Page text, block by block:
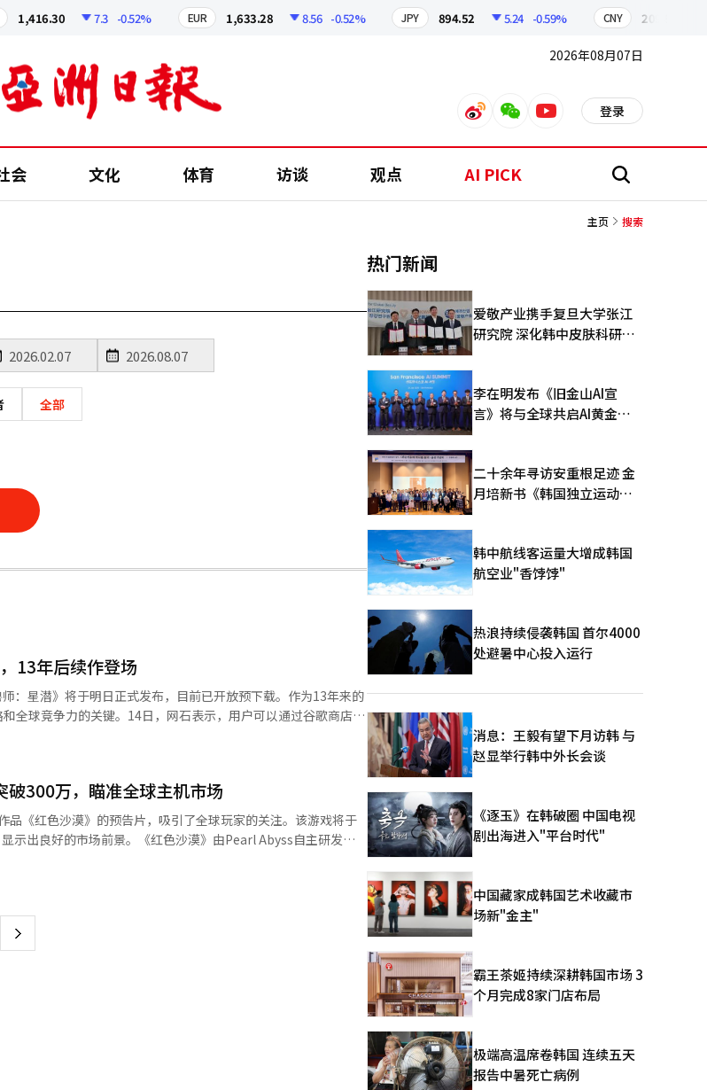
1,416.30 7.3 -0.52% EUR 1,633.28 8.56 -0.52% JPY 894.52 5.24 -0.59% CNY 209.92
2026年08月07日
weiboweixinyoutube 登录
会 文化 体育 访谈 观点 AI PICK 搜
主页 搜索
全部
13年后续作登场
：星潜》将于明日正式发布，目前已开放预下载。作为13年来的
全球竞争力的关键。14日，网石表示，用户可以通过谷歌商店和
和网石启动器下载。游戏将于15日上午10点正式上线。为庆
构的同时，增强了动作性和单人游戏体验。游戏设计降低了付费
性。网石怪物代表金健表示，游戏难度分级但奖励差异不大，旨
战略之一。网石在日本和北美等地进行了封闭测试，并参与东京
台形式发布，并计划未来扩展至主机平台。网石计划在中国和越
度和用户体验，以吸引海外用户。作为13年后的续作，该作品备
300万，瞄准全球主机市场
《红色沙漠》的预告片，吸引了全球玩家的关注。该游戏将于
示出良好的市场前景。《红色沙漠》由Pearl Abyss自主研发
放世界体验。这不仅是新作的发布，更是韩国游戏产业技术力
的游戏预览，证明了游戏的可玩性。特别是游戏中的空中战斗和
价。这是Pearl Abyss长期强调的“自主引擎开发”的成果，也是
采用多平台战略，支持PlayStation 5、Xbox Series X|S、
下
热门新闻
爱敬产业携手复旦大学张江
研究院 深化韩中皮肤科研合
李在明发布《旧金山AI宣
言》将与全球共启AI黄金时
二十余年寻访安重根足迹 金
月培新书《韩国独立运动圣
韩中航线客运量大增成韩国
航空业"香饽饽"
热浪持续侵袭韩国 首尔4000
处避暑中心投入运行
消息：王毅有望下月访韩 与
赵显举行韩中外长会谈
《逐玉》在韩破圈 中国电视
剧出海进入"平台时代"
中国藏家成韩国艺术收藏市
场新"金主"
霸王茶姬持续深耕韩国市场 3
个月完成8家门店布局
极端高温席卷韩国 连续五天
报告中暑死亡病例